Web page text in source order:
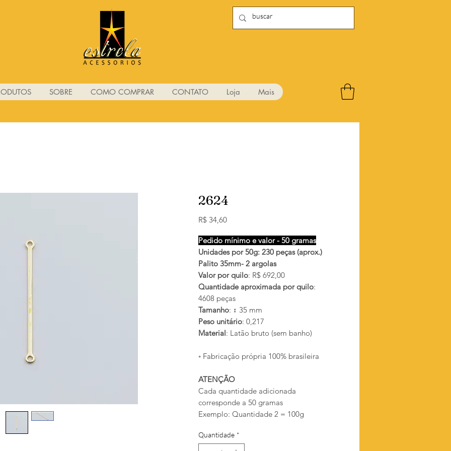
SOBRE COMO COMPRAR CONTATO Loja Mais
2624
R$ 34,60Preço
Pedido mínimo e valor - 50 gramas
Unidades por 50g: 230 peças (aprox.)
Palito 35mm- 2 argolas
Valor por quilo: R$ 692,00
Quantidade aproximada por quilo:
4608 peças
Tamanho: ↕ 35 mm
Peso unitário: 0,217
Material: Latão bruto (sem banho)
◦ Fabricação própria 100% brasileira
ATENÇÃO
Cada quantidade adicionada
corresponde a 50 gramas
Exemplo: Quantidade 2 = 100g
Quantidade *